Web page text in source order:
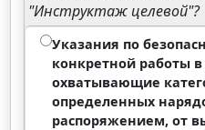
"Инструктаж целевой"?
Указания по
конкретной работы в
охватывающие
определенных
распоряжением, от